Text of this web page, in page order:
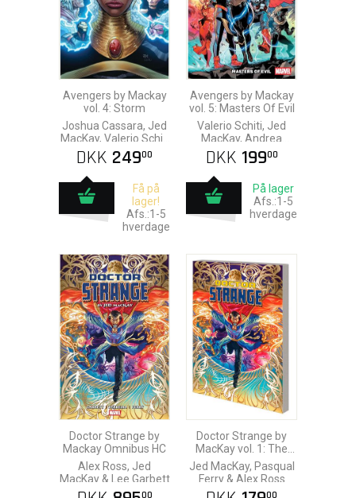
Avengers by Mackay
vol. 4: Storm
Joshua Cassara, Jed
MacKay, Valerio Schiti
& Farid Karami
DKK 24900
Få på
lager!
Afs.:1-5
hverdage
Avengers by Mackay
vol. 5: Masters Of Evil
Valerio Schiti, Jed
MacKay, Andrea
Broccardo & Farid
Karami
DKK 19900
På lager
Afs.:1-5
hverdage
Doctor Strange by
Mackay Omnibus HC
Alex Ross, Jed
MacKay & Lee Garbett
00
Doctor Strange by
MacKay vol. 1: The
Life of Doctor Strange
Jed MacKay, Pasqual
Ferry & Alex Ross
00